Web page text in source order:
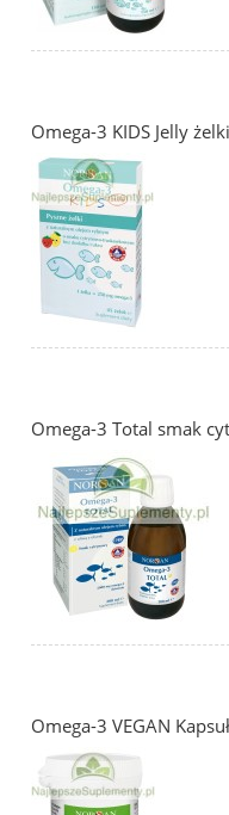
Omega-3 KIDS Jelly
Omega-3 Total smak
Omega-3 VEGAN